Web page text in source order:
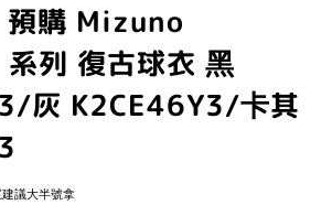
預購 Mizuno
列 復古球衣 黑
灰 K2CE46Y3/卡其
議大半號拿